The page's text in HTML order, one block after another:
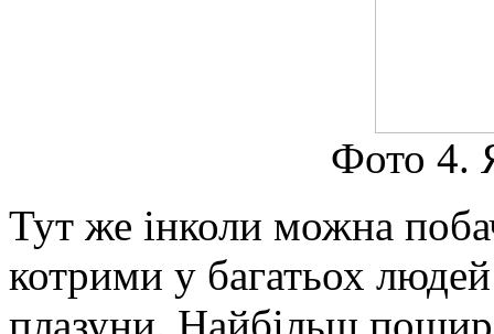
Фото 4.
Тут же інколи можна
котрими у багатьох